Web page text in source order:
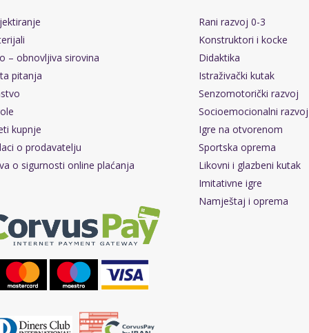
– obnovljiva sirovina
pitanja
kupnje
o prodavatelju
o sigurnosti online plaćanja
Rani razvoj 0-3
Konstruktori i kocke
Didaktika
Istraživački kutak
Senzomotorički razvoj
Socioemocionalni razvoj
Igre na otvorenom
Sportska oprema
Likovni i glazbeni kutak
Imitativne igre
Namještaj i oprema